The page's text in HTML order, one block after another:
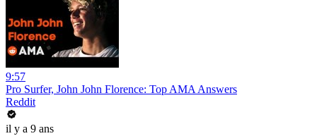
9:57
Pro Surfer, John John Florence: Top AMA Answers
Reddit
il y a 9 ans